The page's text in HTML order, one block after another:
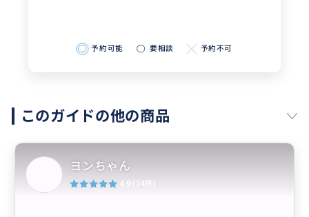
予約可能 要相談 予約不可
このガイドの他の商品
ヨンちゃん
4.9 (34件)